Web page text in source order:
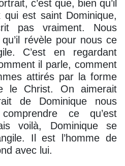
c’est que, bien qu’il
qui est saint Dominique,
pas vraiment. Nous
révèle pour nous ce
C’est en regardant
il parle, comment
attirés par la forme
le Christ. On aimerait
de Dominique nous
ce qu’est
voilà, Dominique se
Il est l’homme de
avec lui.